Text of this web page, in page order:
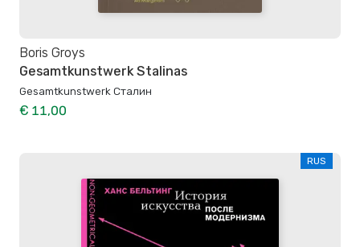
Boris Groys
Gesamtkunstwerk Stalinas
Gesamtkunstwerk Сталин
€ 11,00
RUS